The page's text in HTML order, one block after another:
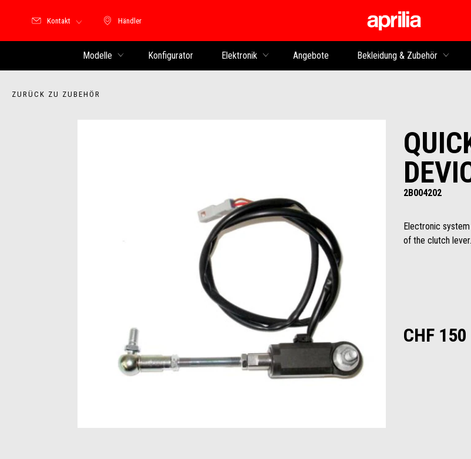
Händler
Händler
Kontakt
Modelle Konfigurator Elektronik Angebote Bekleidung & Zubehör
ZURÜCK ZU ZUBEHÖR
2B004202
Electronic
of the clutch lever.
CHF 150